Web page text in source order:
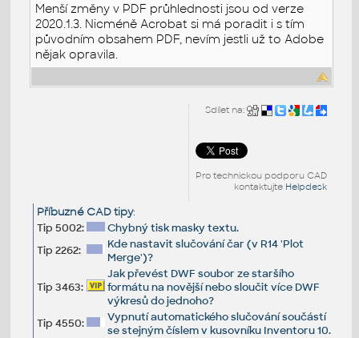
Menší změny v PDF průhlednosti jsou od verze
2020.1.3. Nicméně Acrobat si má poradit i s tím
původním obsahem PDF, nevím jestli už to Adobe
nějak opravila.
Sdílet na:
Pro technickou podporu CAD
kontaktujte Helpdesk
Příbuzné CAD tipy:
Tip 5002:
Chybný tisk masky textu.
Tip 2262:
Kde nastavit slučování čar (v R14 'Plot
Merge')?
Tip 3463:
Jak převést DWF soubor ze staršího
formátu na novější nebo sloučit více DWF
výkresů do jednoho?
Tip 4550:
Vypnutí automatického slučování součástí
se stejným číslem v kusovníku Inventoru 10.